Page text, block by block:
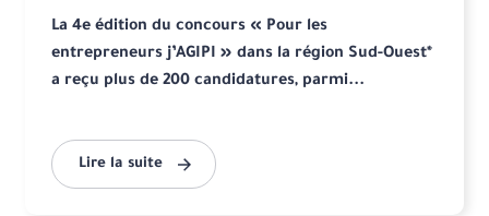
La 4e édition du concours « Pour les
entrepreneurs j’AGIPI » dans la région Sud-Ouest*
a reçu plus de 200 candidatures, parmi...
Lire la suite